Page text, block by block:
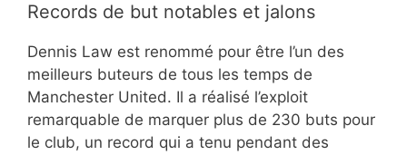
Records de but notables et jalons
Dennis Law est renommé pour être l’un des
meilleurs buteurs de tous les temps de
Manchester United. Il a réalisé l’exploit
remarquable de marquer plus de 230 buts pour
le club, un record qui a tenu pendant des